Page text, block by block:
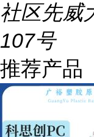
社区先威
107号
推荐产品